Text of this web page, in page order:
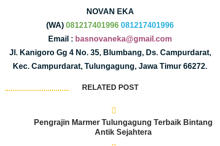
NOVAN EKA
(WA) 081217401996 081217401996
Email : basnovaneka@gmail.com
Jl. Kanigoro Gg 4 No. 35, Blumbang, Ds. Campurdarat,
Kec. Campurdarat, Tulungagung, Jawa Timur 66272.
RELATED POST
Pengrajin Marmer Tulungagung Terbaik Bintang
Antik Sejahtera